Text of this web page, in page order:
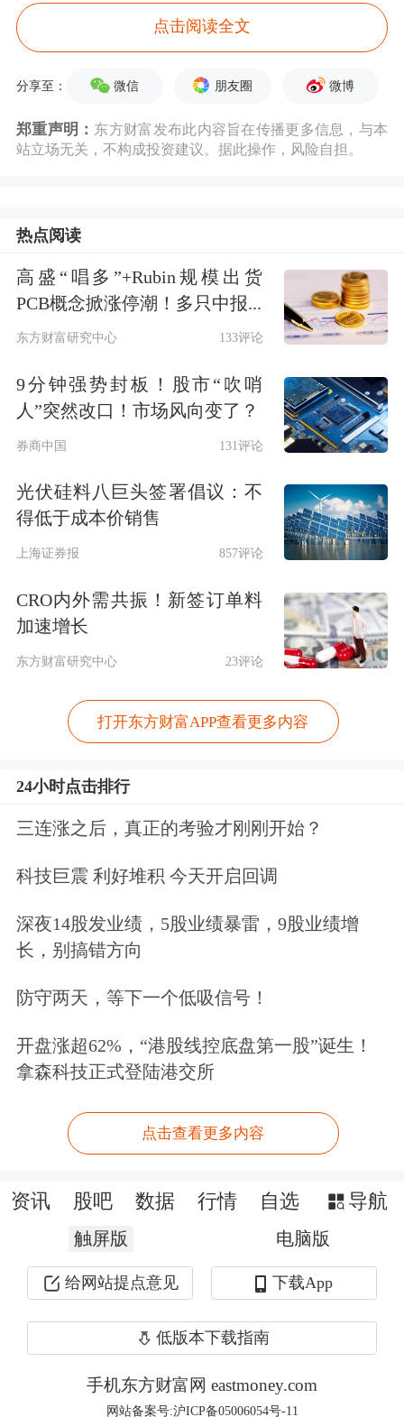
作，自然也是题中应有之义。
记者了解到，近期上交所对年报的事后
信息披露质量，不能含糊其辞，不能笼
一个个重要模块：行业蓝图、盈利密
幻的概念，准确全面地刻画公司，满足
投资者的知情权。
描绘行业蓝图
净利润 超过64亿元、慷慨现金分红逾42
亿元、营收、扣非后 业绩增速均实现双
位数增长……这是伊利股份2018年年
报。2019年公司能否保持住这一增速，
怎么看公司现在的估值水平？要对这些
问题给出判断，不仅需要看公司的业
绩，更需要看一看伊利股份作为亚洲乳
业龙头，对行业整体的判断和描述。公
司年报也的确做了详尽披露。年报中，
有常温及低温液态奶业务和婴幼儿配方
对性地披露相关市场容量、增速等关键
信息。投资者通过这份年报，不仅能对
伊利股份的行业地位有个清晰的认知，
也能对乳业消费市场的发展获得整体的
把握。
实际上，判断上市公司价值，必须根植
于行业，结合行业整体的“蓝图”，才能
判断出公司所处行业的深度和广度。行
业整体规模、供求关系、发展前景等，
都决定着公司未来成长的空间和方向。
同时，将公司的关键经营指标与同行业
公司进行横向和纵向的比对，也是判断
上市公司的价值的基础所在。目前沪市
大部分公司都有行业信息披露的“蓝
点击阅读全文
分享至： 微信 朋友圈 微博
郑重声明： 东方财富发布此内容旨在传播更多信息，与本
站立场无关，不构成投资建议。据此操作，风险自担。
热点阅读
高盛“唱多”+Rubin规模出货
PCB概念掀涨停潮！多只中报...
东方财富研究中心 133评论
9分钟强势封板！股市“吹哨
人”突然改口！市场风向变了？
券商中国 131评论
光伏硅料八巨头签署倡议：不
得低于成本价销售
上海证券报 857评论
CRO内外需共振！新签订单料
加速增长
东方财富研究中心 23评论
打开东方财富APP查看更多内容
24小时点击排行
三连涨之后，真正的考验才刚刚开始？
科技巨震 利好堆积 今天开启回调
深夜14股发业绩，5股业绩暴雷，9股业绩增
长，别搞错方向
防守两天，等下一个低吸信号！
开盘涨超62%，“港股线控底盘第一股”诞生！
拿森科技正式登陆港交所
点击查看更多内容
资讯 股吧 数据 行情 自选 导航
触屏版 电脑版
给网站提点意见 下载App
低版本下载指南
手机东方财富网 eastmoney.com
网站备案号:沪ICP备05006054号-11